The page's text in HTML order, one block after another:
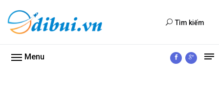
Tìm kiếm
Menu